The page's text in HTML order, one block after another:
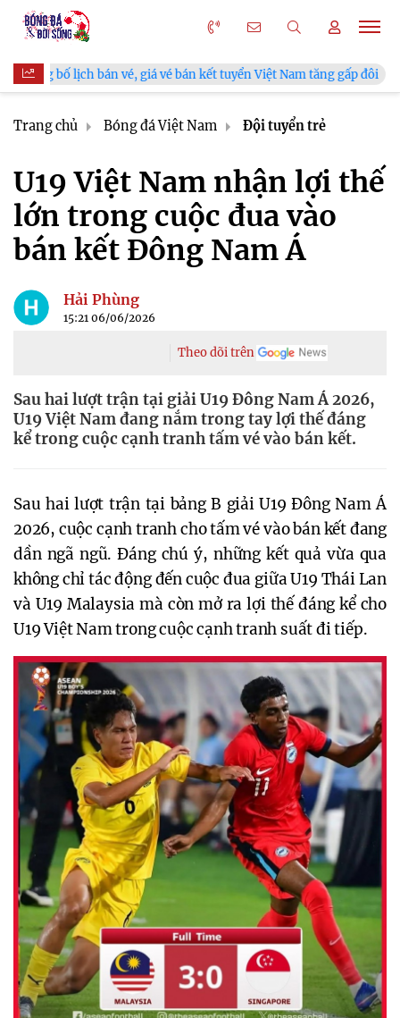
giá vé bán kết tuyển Việt Nam tăng gấp đôi V.League
Trang chủ Bóng đá Việt Nam Đội tuyển trẻ
U19 Việt Nam nhận lợi thế
lớn trong cuộc đua vào
bán kết Đông Nam Á
Hải Phùng
15:21 06/06/2026
Theo dõi trên
Sau hai lượt trận tại giải U19 Đông Nam Á 2026,
U19 Việt Nam đang nắm trong tay lợi thế đáng
kể trong cuộc cạnh tranh tấm vé vào bán kết.
Sau hai lượt trận tại bảng B giải U19 Đông Nam Á
2026, cuộc cạnh tranh cho tấm vé vào bán kết đang
dần ngã ngũ. Đáng chú ý, những kết quả vừa qua
không chỉ tác động đến cuộc đua giữa U19 Thái Lan
và U19 Malaysia mà còn mở ra lợi thế đáng kể cho
U19 Việt Nam trong cuộc cạnh tranh suất đi tiếp.